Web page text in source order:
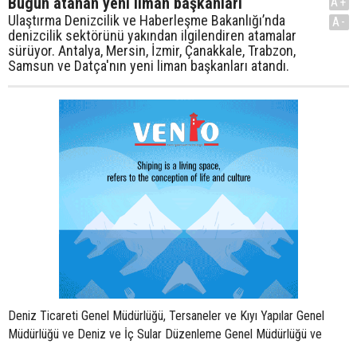
Ulaştırma Denizcilik ve Haberleşme Bakanlığı’nda
denizcilik sektörünü yakından ilgilendiren atamalar
sürüyor. Antalya, Mersin, İzmir, Çanakkale, Trabzon,
Samsun ve Datça'nın yeni liman başkanları atandı.
A-
Deniz Ticareti Genel Müdürlüğü, Tersaneler ve Kıyı Yapılar Genel
Müdürlüğü ve Deniz ve İç Sular Düzenleme Genel Müdürlüğü ve